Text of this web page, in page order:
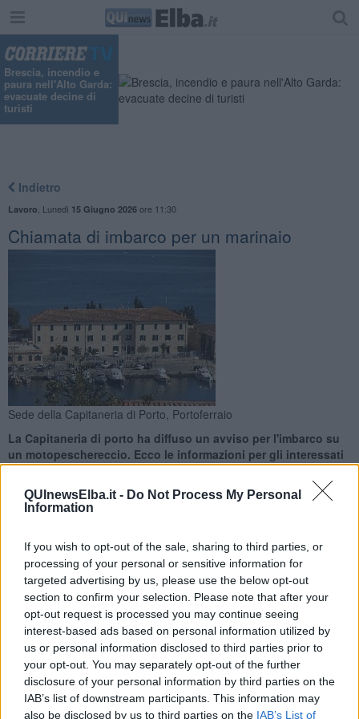
QUInewsElba.it - Do Not Process My Personal
Information
If you wish to opt-out of the sale, sharing to third parties, or
processing of your personal or sensitive information for
targeted advertising by us, please use the below opt-out
section to confirm your selection. Please note that after your
opt-out request is processed you may continue seeing
interest-based ads based on personal information utilized by
us or personal information disclosed to third parties prior to
your opt-out. You may separately opt-out of the further
disclosure of your personal information by third parties on the
IAB’s list of downstream participants. This information may
also be disclosed by us to third parties on the IAB’s List of
Brescia, incendio e
paura nell'Alto Garda:
evacuate decine di
turisti
Indietro
Lavoro Lunedì 15 Giugno 2026ore 11:30
Chiamata di imbarco per un marinaio
Sede della Capitaneria di Porto, Portoferraio
La Capitaneria di porto ha diffuso un avviso per l'imbarco su
un motopeschereccio. Ecco le informazioni per gli interessati
PORTOFERRAIO —La sezione Armamento e Spedizioni della
Capitaneria di porto di Portoferraio, su richiesta del signor Romano
Marco, in qualità di proprietario del motopeschereccio "Edda e
Cesare" ha indetto una chiamata di imbarco per il giorno19
Giugno 2026 alle ore 9 nel porto di Portoferraio.
La figura professionale richiesta, in base all'articolo 318 del Codice
di navigazione, è un marinaio.